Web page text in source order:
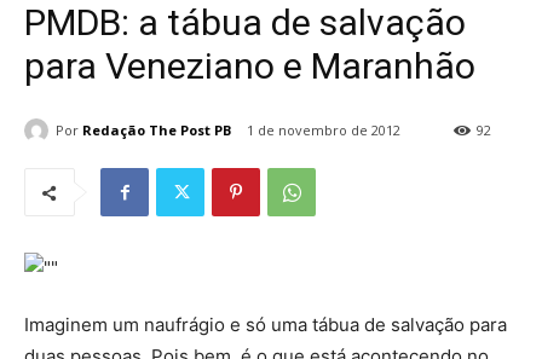
PMDB: a tábua de salvação
para Veneziano e Maranhão
Por Redação The Post PB 1 de novembro de 2012 92
Imaginem um naufrágio e só uma tábua de salvação para